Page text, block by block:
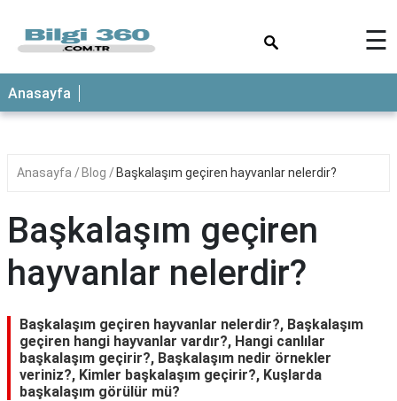
ANASAYFA
☰
Anasayfa
Anasayfa Blog Başkalaşım geçiren hayvanlar nelerdir?
Başkalaşım geçiren
hayvanlar nelerdir?
Başkalaşım geçiren hayvanlar nelerdir?, Başkalaşım
geçiren hangi hayvanlar vardır?, Hangi canlılar
başkalaşım geçirir?, Başkalaşım nedir örnekler
veriniz?, Kimler başkalaşım geçirir?, Kuşlarda
başkalaşım görülür mü?